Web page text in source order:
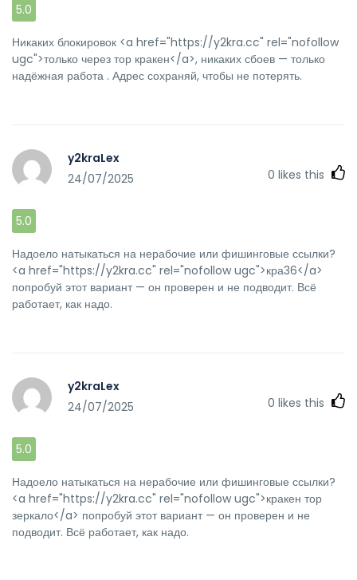
5.0
Никаких блокировок <a href="https://y2kra.cc" rel="nofollow
ugc">только через тор кракен</a>, никаких сбоев — только
надёжная работа . Адрес сохраняй, чтобы не потерять.
y2kraLex
24/07/2025
0 likes this
5.0
Надоело натыкаться на нерабочие или фишинговые ссылки?
<a href="https://y2kra.cc" rel="nofollow ugc">кра36</a>
попробуй этот вариант — он проверен и не подводит. Всё
работает, как надо.
y2kraLex
24/07/2025
0 likes this
5.0
Надоело натыкаться на нерабочие или фишинговые ссылки?
<a href="https://y2kra.cc" rel="nofollow ugc">кракен тор
зеркало</a> попробуй этот вариант — он проверен и не
подводит. Всё работает, как надо.